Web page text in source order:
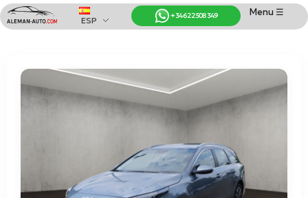
Coches de Alemania
Importación de Coches de Alemania
Menu ☰
+34 622 508 349
ESP